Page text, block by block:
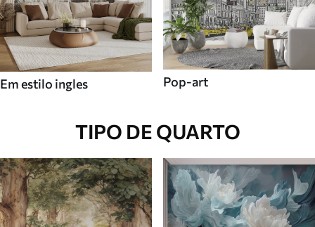
Em estilo ingles Pop-art
TIPO DE QUARTO